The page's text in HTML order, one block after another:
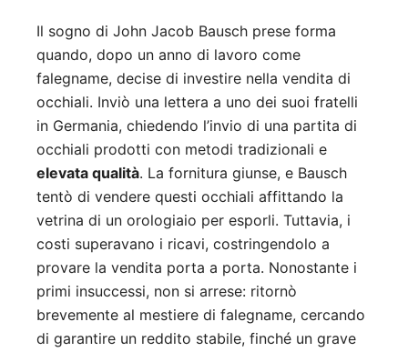
Il sogno di John Jacob Bausch prese forma
quando, dopo un anno di lavoro come
falegname, decise di investire nella vendita di
occhiali. Inviò una lettera a uno dei suoi fratelli
in Germania, chiedendo l’invio di una partita di
occhiali prodotti con metodi tradizionali e
elevata qualità. La fornitura giunse, e Bausch
tentò di vendere questi occhiali affittando la
vetrina di un orologiaio per esporli. Tuttavia, i
costi superavano i ricavi, costringendolo a
provare la vendita porta a porta. Nonostante i
primi insuccessi, non si arrese: ritornò
brevemente al mestiere di falegname, cercando
di garantire un reddito stabile, finché un grave